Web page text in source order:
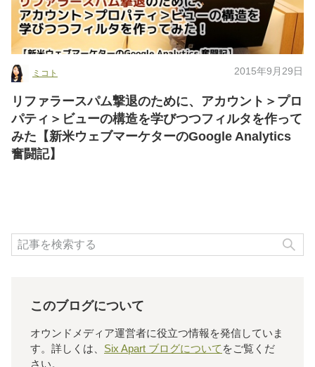
ミコト 2015年9月29日
リファラースパム撃退のために、アカウント＞プロ
パティ＞ビューの構造を学びつつフィルタを作って
みた【新米ウェブマーケターのGoogle Analytics
奮闘記】
このブログについて
オウンドメディア運営者に役立つ情報を発信していま
す。詳しくは、 Six Apart ブログについて をご覧くだ
さい。